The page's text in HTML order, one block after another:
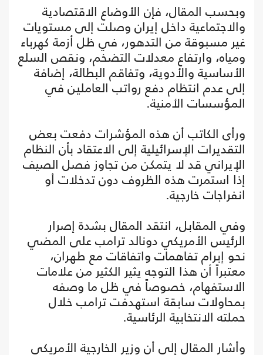
وبحسب المقال، فإن الأوضاع الاقتصادية
والاجتماعية داخل إيران وصلت إلى مستويات
غير مسبوقة من التدهور، في ظل أزمة كهرباء
ومياه، وارتفاع معدلات التضخم، ونقص السلع
الأساسية والأدوية، وتفاقم البطالة، إضافة
إلى عدم انتظام دفع رواتب العاملين في
المؤسسات الأمنية.
ورأى الكاتب أن هذه المؤشرات دفعت بعض
التقديرات الإسرائيلية إلى الاعتقاد بأن النظام
الإيراني قد لا يتمكن من تجاوز فصل الصيف
إذا استمرت هذه الظروف دون تدخلات أو
انفراجات خارجية.
وفي المقابل، انتقد المقال بشدة إصرار
الرئيس الأمريكي دونالد ترامب على المضي
نحو إبرام تفاهمات واتفاقات مع طهران،
معتبراً أن هذا التوجه يثير الكثير من علامات
الاستفهام، خصوصاً في ظل ما وصفه
بمحاولات سابقة استهدفت ترامب خلال
حملته الانتخابية الرئاسية.
وأشار المقال إلى أن وزير الخارجية الأمريكي